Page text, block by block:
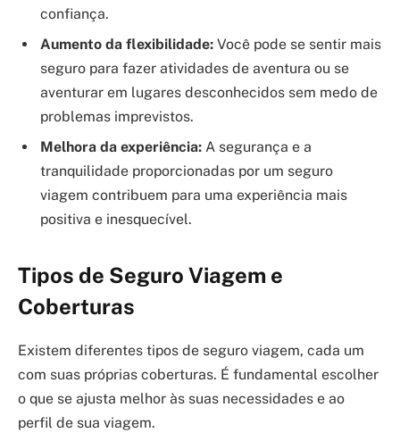
confiança.
Aumento da flexibilidade: Você pode se sentir mais
seguro para fazer atividades de aventura ou se
aventurar em lugares desconhecidos sem medo de
problemas imprevistos.
Melhora da experiência: A segurança e a
tranquilidade proporcionadas por um seguro
viagem contribuem para uma experiência mais
positiva e inesquecível.
Tipos de Seguro Viagem e
Coberturas
Existem diferentes tipos de seguro viagem, cada um
com suas próprias coberturas. É fundamental escolher
o que se ajusta melhor às suas necessidades e ao
perfil de sua viagem.